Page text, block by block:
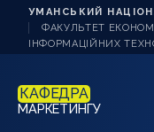
УМАНСЬКИЙ
ФАКУЛЬТЕТ
ІНФОРМАЦІЙНИХ
КАФЕДРА
МАРКЕТИНГУ